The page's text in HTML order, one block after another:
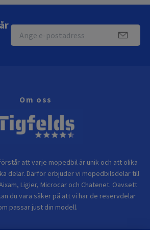
Om oss
att varje mopedbil är unik och att olika
delar. Därför erbjuder vi mopedbilsdelar till
Ligier, Microcar och Chatenet. Oavsett
du vara säker på att vi har de reservdelar
passar just din modell.